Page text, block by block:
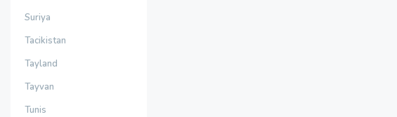
Suriya
Tacikistan
Tayland
Tayvan
Tunis